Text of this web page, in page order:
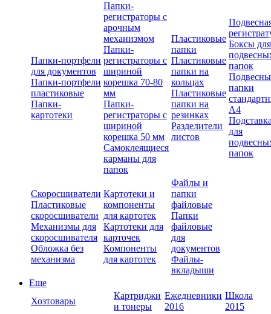
Папки-портфели
для документов
Папки-портфели
пластиковые
Папки-
картотеки
Папки-
регистраторы с
арочным
механизмом
Папки-
регистраторы с
шириной
корешка 70-80
мм
Папки-
регистраторы с
шириной
корешка 50 мм
Самоклеящиеся
карманы для
папок
Пластиковые
папки
Пластиковые
папки на
кольцах
Пластиковые
папки на
резинках
Разделители
листов
Боксы для
папок
папки
А4
для
папок
Скоросшиватели
Пластиковые
скоросшиватели
Механизмы для
скоросшивателя
Обложка без
механизма
Картотеки и
компоненты
для картотек
Картотеки для
карточек
Компоненты
для картотек
Файлы и
папки
файловые
Папки
файловые
для
документов
Файлы-
вкладыши
Еще
Хозтовары
Картриджи
и тонеры
Ежедневники
2016
Школа
2015